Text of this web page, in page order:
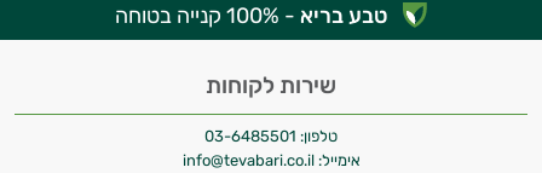
טבע בריא - 100% קנייה בטוחה
שירות לקוחות
טלפון: 03-6485501
אימייל: info@tevabari.co.il